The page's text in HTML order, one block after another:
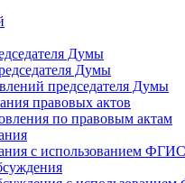
Думы
Думы
председателя Думы
правовых актов
по правовым актам
с использованием